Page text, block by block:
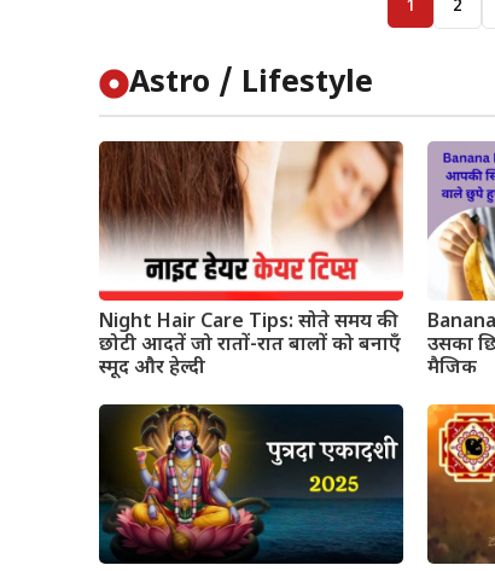
1 2
Astro / Lifestyle
Night Hair Care Tips: सोते समय की
छोटी आदतें जो रातों-रात बालों को बनाएँ
स्मूद और हेल्दी
उसका
मैजिक